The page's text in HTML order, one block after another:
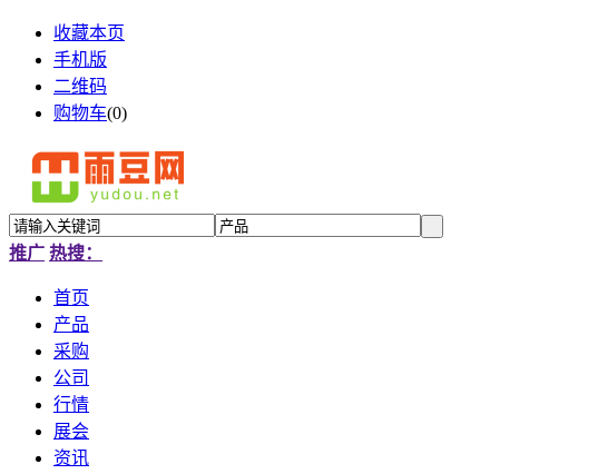
收藏本页
手机版
二维码
购物车(0)
推广 热搜：
首页
产品
采购
公司
行情
展会
资讯